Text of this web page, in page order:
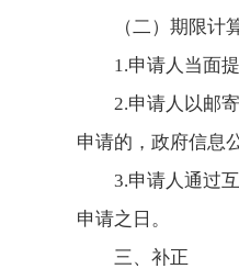
（二）期限计
1.申请人当面
2.申请人以邮
申请的，政府信息
3.申请人通过
申请之日。
三、补正